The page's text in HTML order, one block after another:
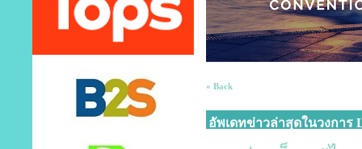
« Back
อัพเดทข่าวล่าสุดในวงการ